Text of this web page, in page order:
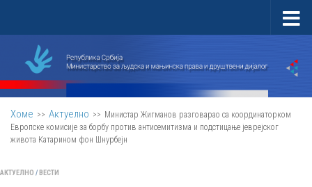
Хоме >> Актуелно >> Министар Жигманов разговарао са координаторком
Европске комисије за борбу против антисемитизма и подстицање јеврејског
живота Катарином фон Шнурбејн
АКТУЕЛНО /ВЕСТИ